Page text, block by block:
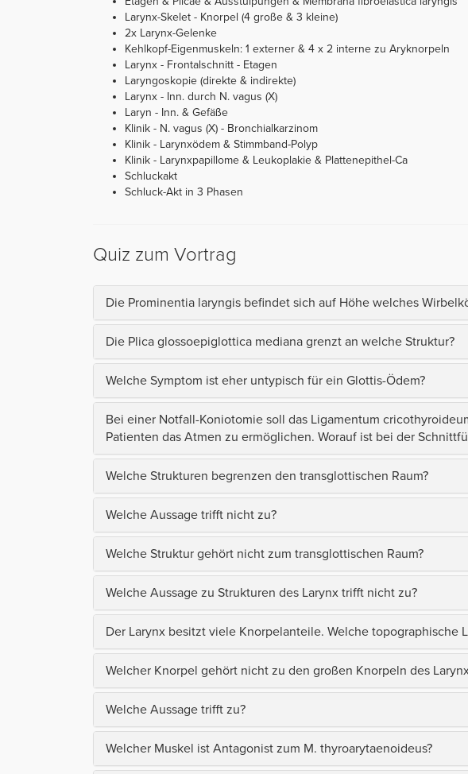
Larynx-Skelet - Knorpel (4 große & 3 kleine)
2x Larynx-Gelenke
Kehlkopf-Eigenmuskeln: 1 externer & 4 x 2 interne zu Aryknorpeln
Larynx - Frontalschnitt - Etagen
Laryngoskopie (direkte & indirekte)
Larynx - Inn. durch N. vagus (X)
Laryn - Inn. & Gefäße
Klinik - N. vagus (X) - Bronchialkarzinom
Klinik - Larynxödem & Stimmband-Polyp
Klinik - Larynxpapillome & Leukoplakie & Plattenepithel-Ca
Schluckakt
Schluck-Akt in 3 Phasen
Quiz zum Vortrag
Die Prominentia laryngis befindet sich auf Höhe welches
Die Plica glossoepiglottica mediana grenzt an welche Struktur?
Welche Symptom ist eher untypisch für ein Glottis-Ödem?
Bei einer Notfall-Koniotomie soll das Ligamentum
Patienten das Atmen zu ermöglichen. Worauf ist bei der
Welche Strukturen begrenzen den transglottischen Raum?
Welche Aussage trifft nicht zu?
Welche Struktur gehört nicht zum transglottischen Raum?
Welche Aussage zu Strukturen des Larynx trifft nicht zu?
Der Larynx besitzt viele Knorpelanteile. Welche topographische
Welcher Knorpel gehört nicht zu den großen Knorpeln des
Welche Aussage trifft zu?
Welcher Muskel ist Antagonist zum M. thyroarytaenoideus?